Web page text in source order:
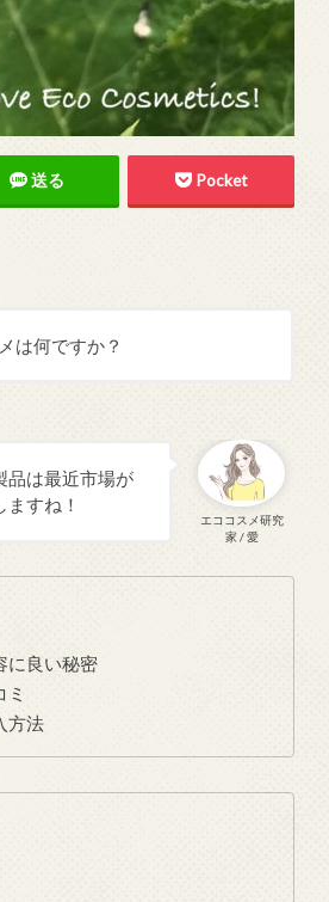
送る Pocket
は何ですか？
エココスメ研究
家 / 愛
品は最近市場が
すね！
に良い秘密
方法